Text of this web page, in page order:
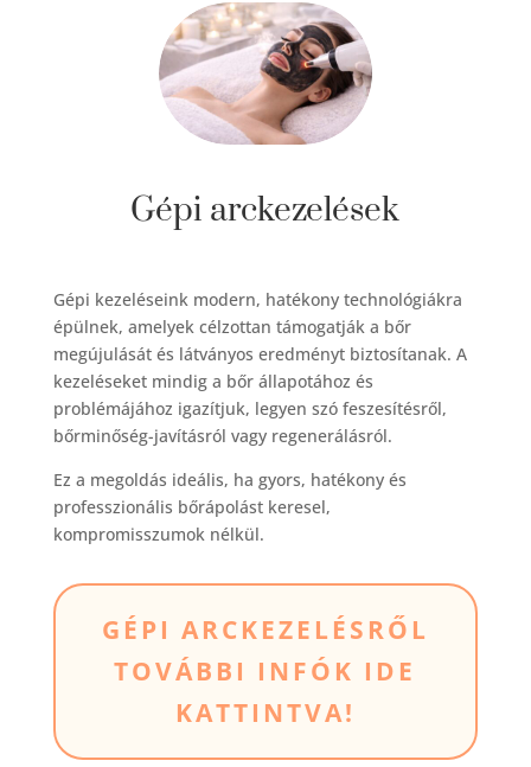
Gépi arckezelések
Gépi kezeléseink modern, hatékony technológiákra
épülnek, amelyek célzottan támogatják a bőr
megújulását és látványos eredményt biztosítanak. A
kezeléseket mindig a bőr állapotához és
problémájához igazítjuk, legyen szó feszesítésről,
bőrminőség-javításról vagy regenerálásról.
Ez a megoldás ideális, ha gyors, hatékony és
professzionális bőrápolást keresel,
kompromisszumok nélkül.
GÉPI ARCKEZELÉSRŐL
TOVÁBBI INFÓK IDE
KATTINTVA!